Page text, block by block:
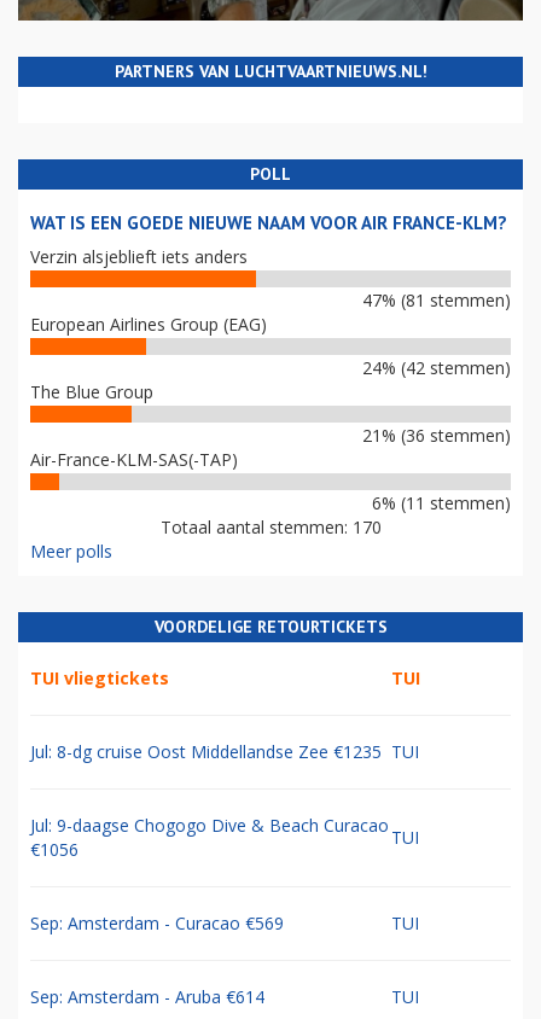
PARTNERS VAN LUCHTVAARTNIEUWS.NL!
POLL
WAT IS EEN GOEDE NIEUWE NAAM VOOR AIR FRANCE-KLM?
Verzin alsjeblieft iets anders
47% (81 stemmen)
European Airlines Group (EAG)
24% (42 stemmen)
The Blue Group
21% (36 stemmen)
Air-France-KLM-SAS(-TAP)
6% (11 stemmen)
Totaal aantal stemmen: 170
Meer polls
VOORDELIGE RETOURTICKETS
TUI vliegtickets TUI
Jul: 8-dg cruise Oost Middellandse Zee €1235 TUI
Jul: 9-daagse Chogogo Dive & Beach Curacao
€1056
TUI
Sep: Amsterdam - Curacao €569 TUI
Sep: Amsterdam - Aruba €614 TUI